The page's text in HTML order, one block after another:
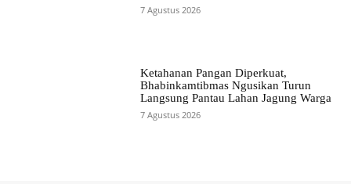
7 Agustus 2026
Ketahanan Pangan Diperkuat,
Bhabinkamtibmas Ngusikan Turun
Langsung Pantau Lahan Jagung Warga
7 Agustus 2026